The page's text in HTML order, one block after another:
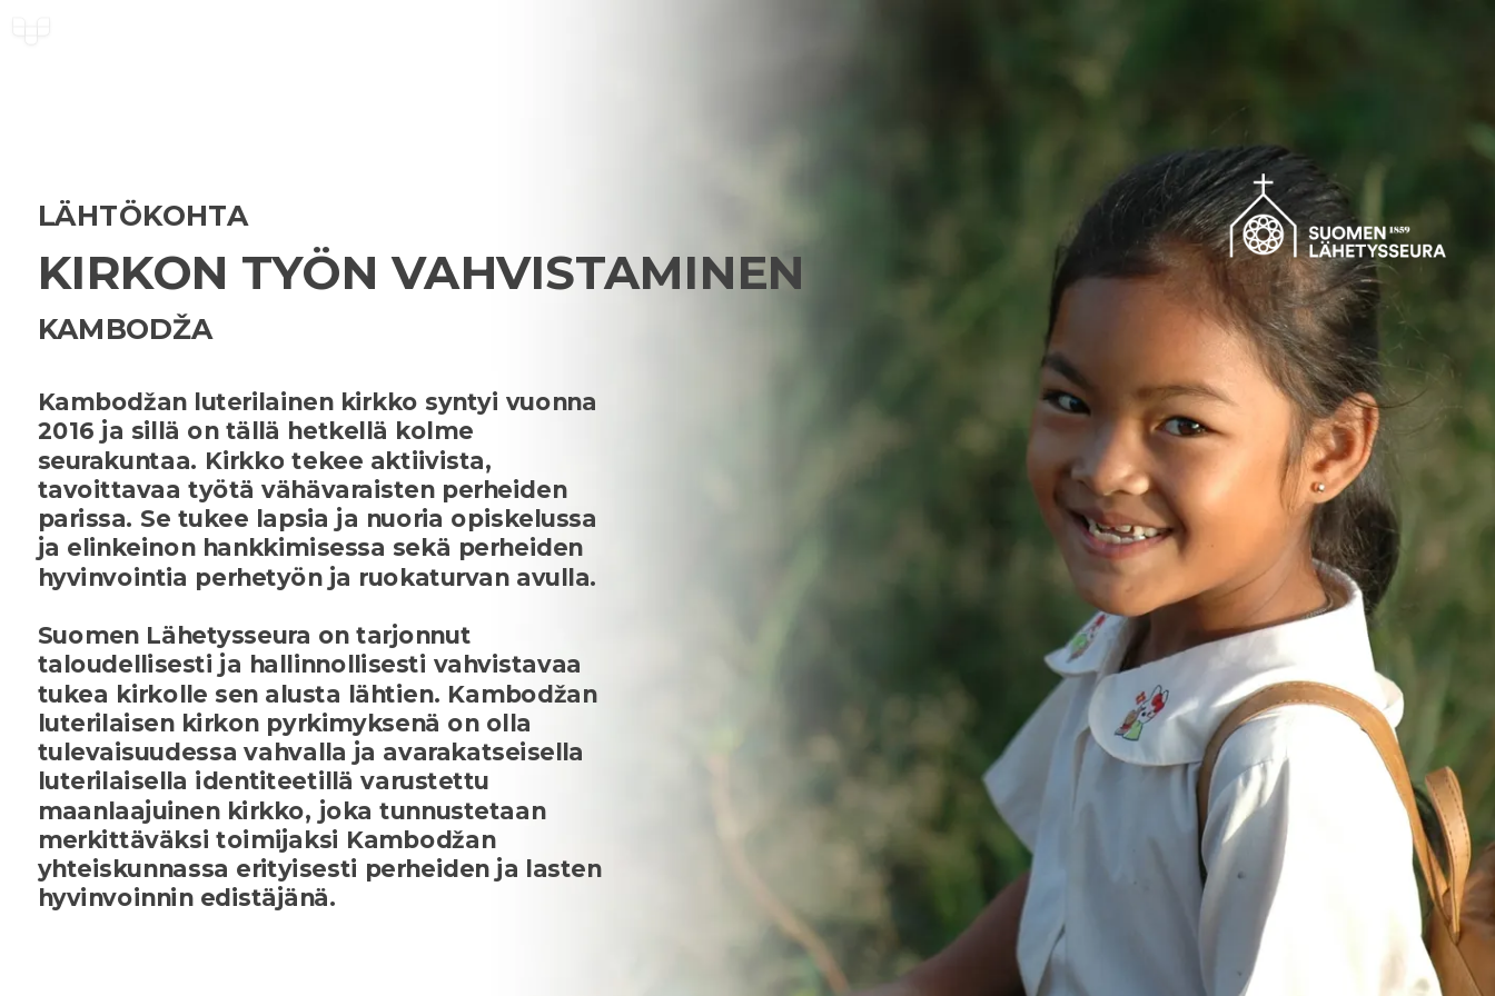
Kambodžan luterilainen kirkko syntyi vuonna
2016 ja sillä on tällä hetkellä kolme
seurakuntaa. Kirkko tekee aktiivista,
tavoittavaa työtä vähävaraisten perheiden
parissa. Se tukee lapsia ja nuoria opiskelussa
ja elinkeinon hankkimisessa sekä perheiden
hyvinvointia perhetyön ja ruokaturvan avulla.
Suomen Lähetysseura on tarjonnut
taloudellisesti ja hallinnollisesti vahvistavaa
tukea kirkolle sen alusta lähtien. Kambodžan
luterilaisen kirkon pyrkimyksenä on olla
tulevaisuudessa vahvalla ja avarakatseisella
luterilaisella identiteetillä varustettu
maanlaajuinen kirkko, joka tunnustetaan
merkittäväksi toimijaksi Kambodžan
yhteiskunnassa erityisesti perheiden ja lasten
hyvinvoinnin edistäjänä.
LÄHTÖKOHTA
KIRKON TYÖN VAHVISTAMINEN
KAMBODŽA